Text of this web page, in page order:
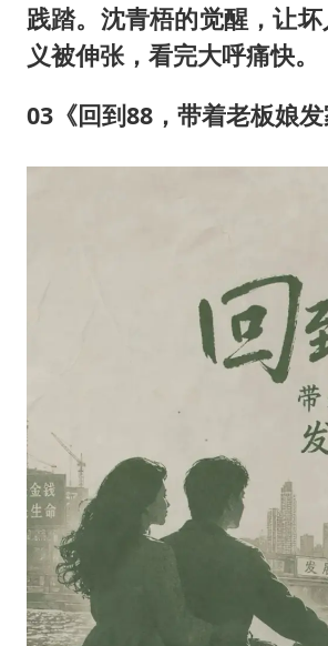
践踏。沈青梧的觉醒，让
义被伸张，看完大呼痛快。
03《回到88，带着老板娘发